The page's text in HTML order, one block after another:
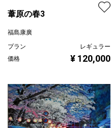
葦原の春3
福島康廣
プラン
レギュラー
価格
¥ 120,000